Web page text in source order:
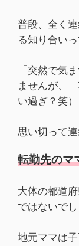
普段、全く
る知り合い
「突然で気
ませんが、
い過ぎ？笑
思い切って
転勤先のマ
大体の都道
ではないでし
地元ママは